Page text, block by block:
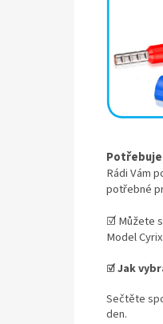
Rádi Vám
potřebné
☑Můžete
Model
☑ Jak
Sečtěte
den.